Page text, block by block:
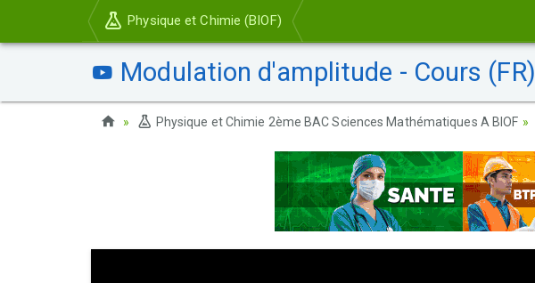
Physique et Chimie (BIOF)
Modulation d'amplitude - Cours (FR)
Physique et Chimie 2ème BAC Sciences Mathématiques A BIOF